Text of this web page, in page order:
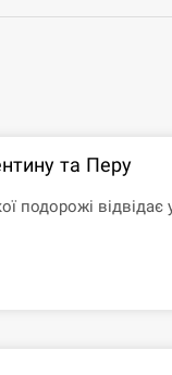
та Перу
подорожі відвідає